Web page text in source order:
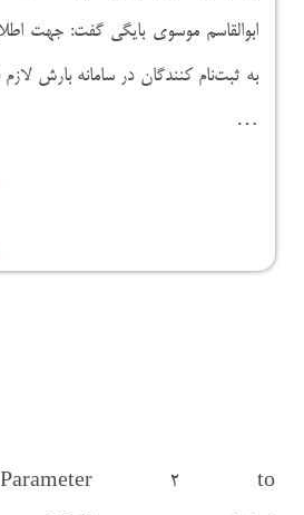
ابوالقاسم موسوی بایگی گفت: جهت
به ثبت‌نام کنندگان در سامانه بارش
…
2 to